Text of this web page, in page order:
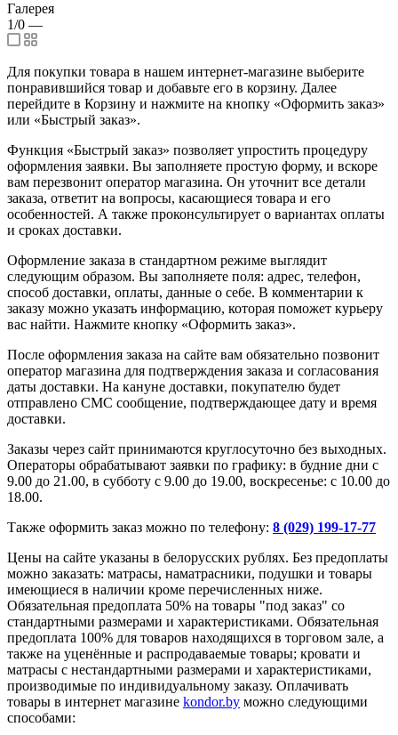
Галерея
1/0 —
Для покупки товара в нашем интернет-магазине выберите
понравившийся товар и добавьте его в корзину. Далее
перейдите в Корзину и нажмите на кнопку «Оформить заказ»
или «Быстрый заказ».
Функция «Быстрый заказ» позволяет упростить процедуру
оформления заявки. Вы заполняете простую форму, и вскоре
вам перезвонит оператор магазина. Он уточнит все детали
заказа, ответит на вопросы, касающиеся товара и его
особенностей. А также проконсультирует о вариантах оплаты
и сроках доставки.
Оформление заказа в стандартном режиме выглядит
следующим образом. Вы заполняете поля: адрес, телефон,
способ доставки, оплаты, данные о себе. В комментарии к
заказу можно указать информацию, которая поможет курьеру
вас найти. Нажмите кнопку «Оформить заказ».
После оформления заказа на сайте вам обязательно позвонит
оператор магазина для подтверждения заказа и согласования
даты доставки. На кануне доставки, покупателю будет
отправлено СМС сообщение, подтверждающее дату и время
доставки.
Заказы через сайт принимаются круглосуточно без выходных.
Операторы обрабатывают заявки по графику: в будние дни с
9.00 до 21.00, в субботу с 9.00 до 19.00, воскресенье: с 10.00 до
18.00.
Также оформить заказ можно по телефону: 8 (029) 199-17-77
Цены на сайте указаны в белорусских рублях. Без предоплаты
можно заказать: матрасы, наматрасники, подушки и товары
имеющиеся в наличии кроме перечисленных ниже.
Обязательная предоплата 50% на товары "под заказ" со
стандартными размерами и характеристиками. Обязательная
предоплата 100% для товаров находящихся в торговом зале, а
также на уценённые и распродаваемые товары; кровати и
матрасы с нестандартными размерами и характеристиками,
производимые по индивидуальному заказу. Оплачивать
товары в интернет магазине kondor.by можно следующими
способами: